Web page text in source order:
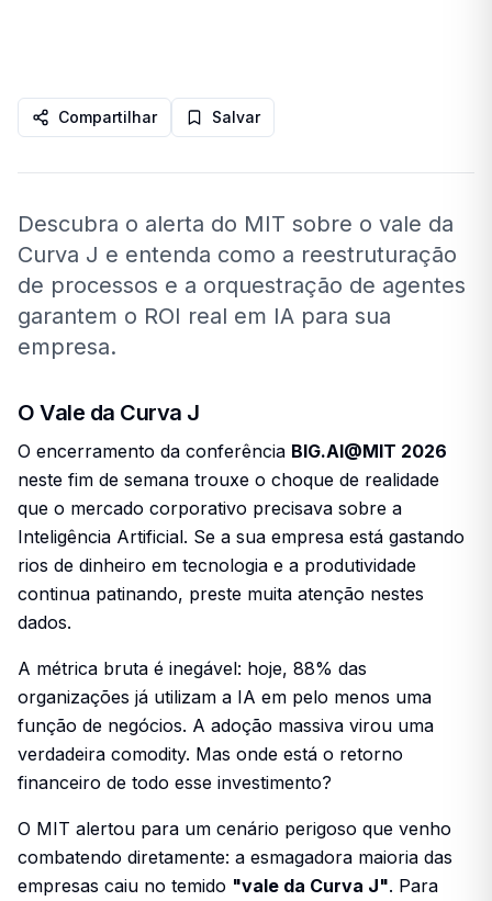
Compartilhar Salvar
Descubra o alerta do MIT sobre o vale da
Curva J e entenda como a reestruturação
de processos e a orquestração de agentes
garantem o ROI real em IA para sua
empresa.
O Vale da Curva J
O encerramento da conferência BIG.AI@MIT 2026
neste fim de semana trouxe o choque de realidade
que o mercado corporativo precisava sobre a
Inteligência Artificial. Se a sua empresa está gastando
rios de dinheiro em tecnologia e a produtividade
continua patinando, preste muita atenção nestes
dados.
A métrica bruta é inegável: hoje, 88% das
organizações já utilizam a IA em pelo menos uma
função de negócios. A adoção massiva virou uma
verdadeira comodity. Mas onde está o retorno
financeiro de todo esse investimento?
O MIT alertou para um cenário perigoso que venho
combatendo diretamente: a esmagadora maioria das
empresas caiu no temido "vale da Curva J". Para